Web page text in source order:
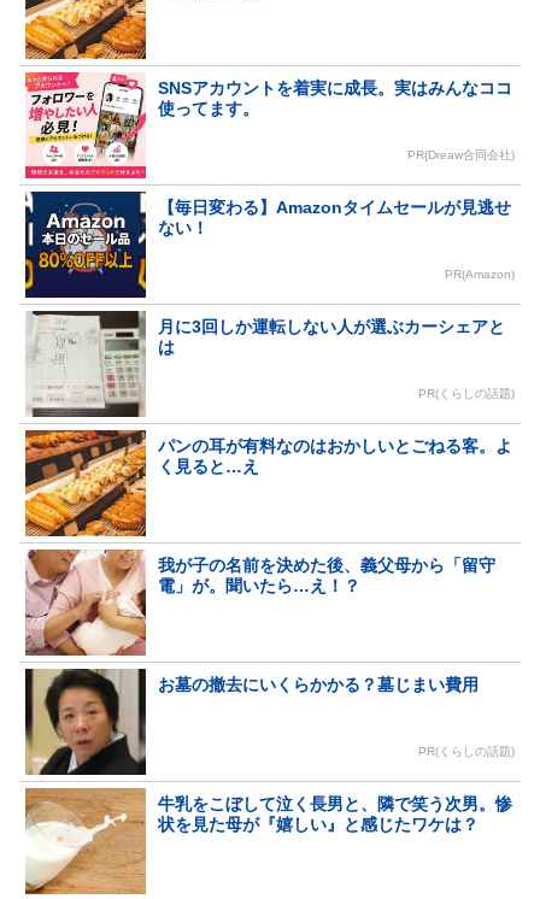
SNSアカウントを着実に成長。実はみんなココ
使ってます。
PR(Dreaw合同会社)
【毎日変わる】Amazonタイムセールが見逃せ
ない！
PR(Amazon)
月に3回しか運転しない人が選ぶカーシェアと
は
PR(くらしの話題)
パンの耳が有料なのはおかしいとごねる客。よ
く見ると…え
我が子の名前を決めた後、義父母から「留守
電」が。聞いたら…え！？
お墓の撤去にいくらかかる？墓じまい費用
PR(くらしの話題)
牛乳をこぼして泣く長男と、隣で笑う次男。惨
状を見た母が『嬉しい』と感じたワケは？